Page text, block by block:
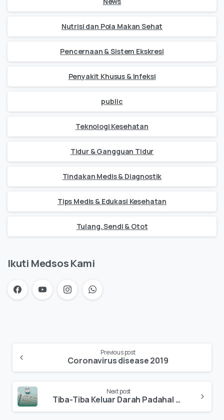
Nutrisi dan Pola Makan Sehat
Pencernaan & Sistem Ekskresi
Penyakit Khusus & Infeksi
public
Teknologi Kesehatan
Tidur & Gangguan Tidur
Tindakan Medis & Diagnostik
Tips Medis & Edukasi Kesehatan
Tulang, Sendi & Otot
Ikuti Medsos Kami
Previous post
Coronavirus disease 2019
Next post
Tiba-Tiba Keluar Darah Padahal Belum Haid? Ini Penjelasannya!